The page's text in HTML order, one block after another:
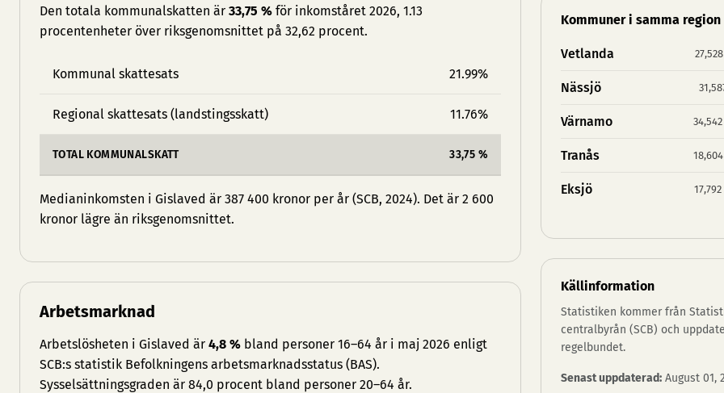
Den totala kommunalskatten är 33,75 % för inkomståret 2026, 1.13
procentenheter över riksgenomsnittet på 32,62 procent.
Kommunal skattesats 21.99%
Regional skattesats (landstingsskatt) 11.76%
TOTAL KOMMUNALSKATT 33,75 %
Medianinkomsten i Gislaved är 387 400 kronor per år (SCB, 2024). Det är 2 600
kronor lägre än riksgenomsnittet.
Arbetsmarknad
Arbetslösheten i Gislaved är 4,8 % bland personer 16–64 år i maj 2026 enligt
SCB:s statistik Befolkningens arbetsmarknadsstatus (BAS).
Sysselsättningsgraden är 84,0 procent bland personer 20–64 år.
Kommuner i samma region
Vetlanda 27,528
Nässjö
Värnamo 34,542
Tranås 18,604
Eksjö 17,792
Källinformation
Statistiken kommer från
centralbyrån (SCB) och
regelbundet.
Senast uppdaterad: August 01,